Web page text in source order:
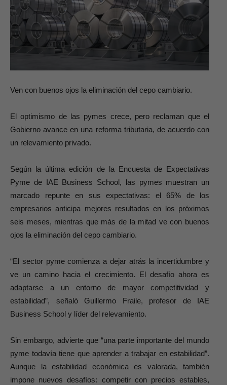
Ven con buenos ojos la eliminación del cepo cambiario.
El optimismo de las pymes crece, pero reclaman que el
Gobierno avance en una reforma tributaria, de acuerdo con
un relevamiento privado.
Según la última edición de la Encuesta de Expectativas
Pyme de IAE Business School, las pymes muestran un
marcado repunte en sus expectativas: el 65% de los
empresarios anticipa mejores resultados en los próximos
seis meses, mientras que más de la mitad ve con buenos
ojos la eliminación del cepo cambiario.
“El sector pyme comienza a dejar atrás la incertidumbre y
ve un camino hacia el crecimiento. El desafío ahora es
adaptarse a un entorno de mayor competitividad y
estabilidad”, señaló Guillermo Fraile, profesor de IAE
Business School y líder del relevamiento.
Sin embargo, advierte que “una parte importante del mundo
pyme todavía tiene que aprender a trabajar en estabilidad”.
Aunque la estabilidad económica es valorada, también
impone nuevos desafíos: competir con precios estables,